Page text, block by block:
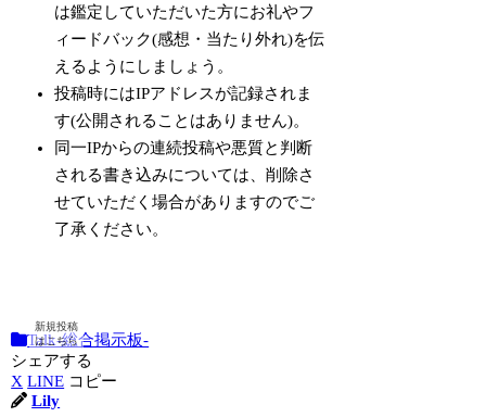
は鑑定していただいた方にお礼やフ
ィードバック(感想・当たり外れ)を伝
えるようにしましょう 。
投稿時にはIPアドレスが記録されま
す(公開されることはありません)。
同一IPからの連続投稿や悪質と判断
される書き込みについては、削除さ
せていただく場合がありますのでご
了承ください。
Talk-総合掲示板-
シェアする
X LINE コピー
Lily